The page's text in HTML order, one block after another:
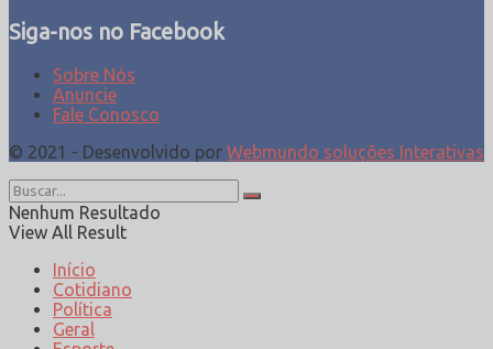
Siga-nos no Facebook
Sobre Nós
Anuncie
Fale Conosco
© 2021 - Desenvolvido por Webmundo soluções Interativas
Nenhum Resultado
View All Result
Início
Cotidiano
Política
Geral